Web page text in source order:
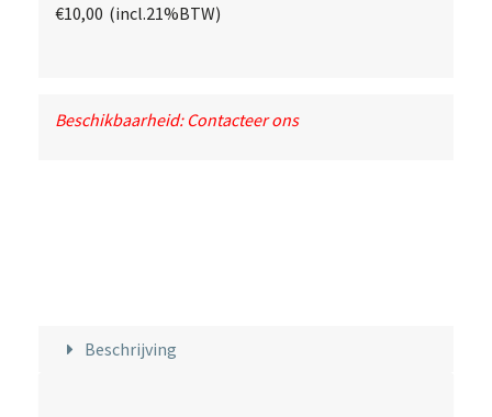
€10,00 (incl.21%BTW)
Beschikbaarheid: Contacteer ons
Beschrijving